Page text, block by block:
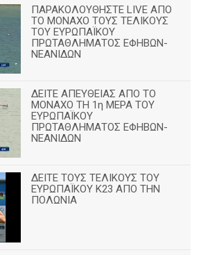
ΠΑΡΑΚΟΛΟΥΘΗΣΤΕ LIVE ΑΠΟ
ΤΟ ΜΟΝΑΧΟ ΤΟΥΣ ΤΕΛΙΚΟΥΣ
ΤΟΥ ΕΥΡΩΠΑΪΚΟΥ
ΠΡΩΤΑΘΛΗΜΑΤΟΣ ΕΦΗΒΩΝ-
ΝΕΑΝΙΔΩΝ
ΔΕΙΤΕ ΑΠΕΥΘΕΙΑΣ ΑΠΟ ΤΟ
ΜΟΝΑΧΟ ΤΗ 1η ΜΕΡΑ ΤΟΥ
ΕΥΡΩΠΑΪΚΟΥ
ΠΡΩΤΑΘΛΗΜΑΤΟΣ ΕΦΗΒΩΝ-
ΝΕΑΝΙΔΩΝ
ΔΕΙΤΕ ΤΟΥΣ ΤΕΛΙΚΟΥΣ ΤΟΥ
ΕΥΡΩΠΑΪΚΟΥ Κ23 ΑΠΟ ΤΗΝ
ΠΟΛΩΝΙΑ